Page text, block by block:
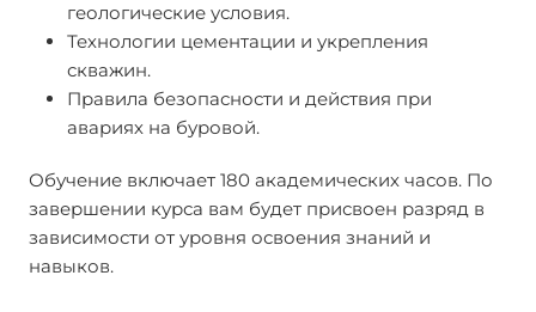
геологические условия.
Технологии цементации и укрепления
скважин.
Правила безопасности и действия при
авариях на буровой.
Обучение включает 180 академических часов. По
завершении курса вам будет присвоен разряд в
зависимости от уровня освоения знаний и
навыков.